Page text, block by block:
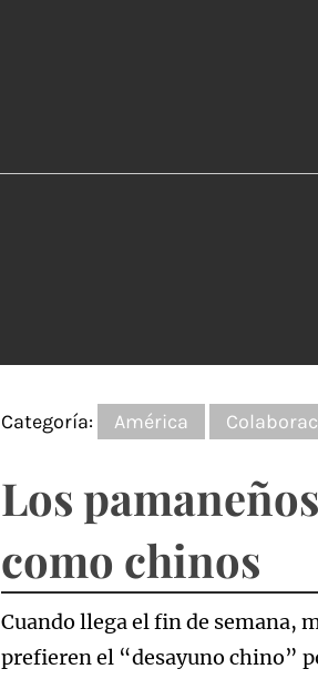
Categoría: América
Los
como chinos
Cuando llega el fin de semana,
prefieren el “desayuno chino”